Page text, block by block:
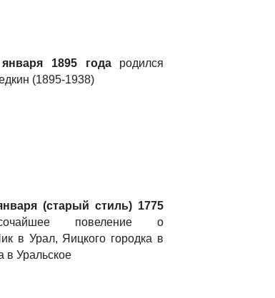
1895 годародился
(1895-1938)
(старый стиль) 1775
повеление о
в Урал, Яицкого городка в
в Уральское